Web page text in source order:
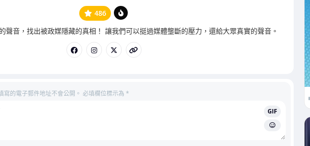
486
管
員
聲音，找出被政媒隱藏的真相！ 讓我們可以挺過媒體壟斷的壓力，還給大眾真實的聲音。
寫的電子郵件地址不會公開。 必填欄位標示為 *
GIF